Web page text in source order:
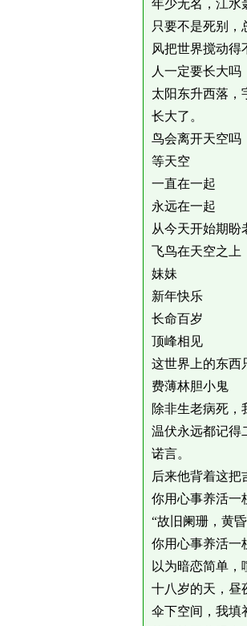
年少无名，江水
只要不是死别，
风把世界搅动得
人一定要长大吗
太阳东升西落，
长大了。
鸟会离开天空吗
等天空
一直在一起
永远在一起
从今天开始期盼
飞鸟在天空之上
妹妹
新年快乐
长命百岁
顶峰相见
这世界上的东西
费薄林胆小鬼
除非生老病死，
温伏永远都记得
诺言。
后来他背着这把
你用心事养活一
“故旧阑珊，黄
你用心事养活一
以为暗恋简单，
十八岁的天，昼
伞下空间，我填